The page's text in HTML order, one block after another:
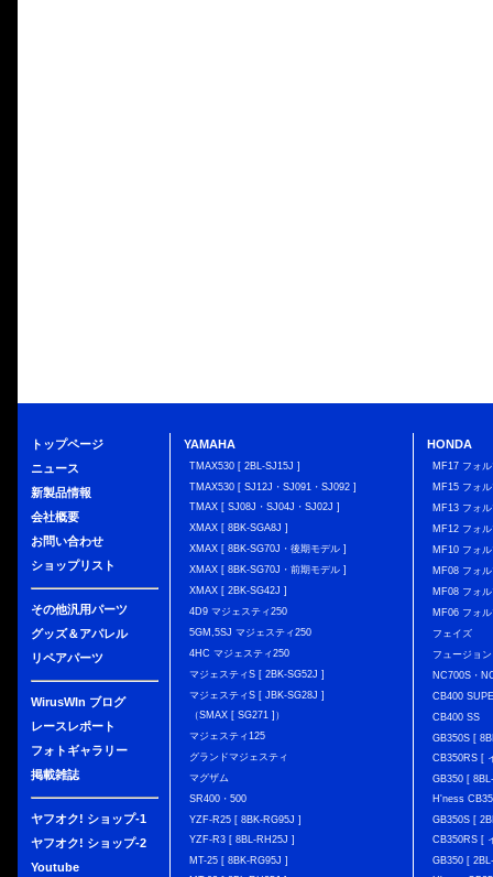
トップページ
ニュース
新製品情報
会社概要
お問い合わせ
ショップリスト
その他汎用パーツ
グッズ＆アパレル
リペアパーツ
WirusWIn ブログ
レースレポート
フォトギャラリー
掲載雑誌
ヤフオク! ショップ-1
ヤフオク! ショップ-2
Youtube
YAMAHA
TMAX530 [ 2BL-SJ15J ]
TMAX530 [ SJ12J・SJ091・SJ092 ]
TMAX [ SJ08J・SJ04J・SJ02J ]
XMAX [ 8BK-SGA8J ]
XMAX [ 8BK-SG70J・後期モデル ]
XMAX [ 8BK-SG70J・前期モデル ]
XMAX [ 2BK-SG42J ]
4D9 マジェスティ250
5GM,5SJ マジェスティ250
4HC マジェスティ250
マジェスティS [ 2BK-SG52J ]
マジェスティS [ JBK-SG28J ]
（SMAX [ SG271 ]）
マジェスティ125
グランドマジェスティ
マグザム
SR400・500
YZF-R25 [ 8BK-RG95J ]
YZF-R3 [ 8BL-RH25J ]
MT-25 [ 8BK-RG95J ]
HONDA
MF17 フォ
MF15 フォ
MF13 フォ
MF12 フォ
MF10 フォ
MF08 フォ
MF08 フォ
MF06 フォ
フェイズ
フュージョン
NC700S・
CB400
CB400 SS
GB350S [
CB350RS [
GB350 [
H'ness
GB350S [
CB350RS [
GB350 [